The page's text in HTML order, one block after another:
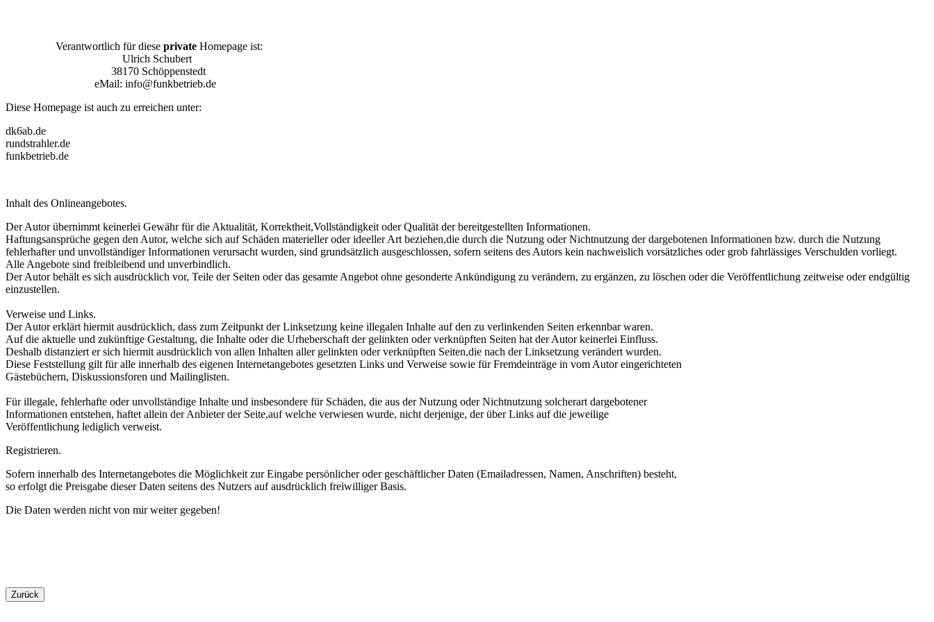
Verantwortlich für diese private Homepage ist:
Ulrich Schubert
38170 Schöppenstedt
eMail: info@funkbetrieb.de
Diese Homepage ist auch zu erreichen unter:
dk6ab.de
rundstrahler.de
funkbetrieb.de
Inhalt des Onlineangebotes.
Der Autor übernimmt keinerlei Gewähr für die Aktualität, Korrektheit,Vollständigkeit oder Qualität der bereitgestellten Informationen.
Haftungsansprüche gegen den Autor, welche sich auf Schäden materieller oder ideeller Art beziehen,die durch die Nutzung oder Nichtnutzung der dargebotenen Informationen bzw. durch die Nutzung
fehlerhafter und unvollständiger Informationen verursacht wurden, sind grundsätzlich ausgeschlossen, sofern seitens des Autors kein nachweislich vorsätzliches oder grob fahrlässiges Verschulden vorliegt.
Alle Angebote sind freibleibend und unverbindlich.
Der Autor behält es sich ausdrücklich vor, Teile der Seiten oder das gesamte Angebot ohne gesonderte Ankündigung zu verändern, zu ergänzen, zu löschen oder die Veröffentlichung zeitweise oder endgültig
einzustellen.
Verweise und Links.
Der Autor erklärt hiermit ausdrücklich, dass zum Zeitpunkt der Linksetzung keine illegalen Inhalte auf den zu verlinkenden Seiten erkennbar waren.
Auf die aktuelle und zukünftige Gestaltung, die Inhalte oder die Urheberschaft der gelinkten oder verknüpften Seiten hat der Autor keinerlei Einfluss.
Deshalb distanziert er sich hiermit ausdrücklich von allen Inhalten aller gelinkten oder verknüpften Seiten,die nach der Linksetzung verändert wurden.
Diese Feststellung gilt für alle innerhalb des eigenen Internetangebotes gesetzten Links und Verweise sowie für Fremdeinträge in vom Autor eingerichteten
Gästebüchern, Diskussionsforen und Mailinglisten.
Für illegale, fehlerhafte oder unvollständige Inhalte und insbesondere für Schäden, die aus der Nutzung oder Nichtnutzung solcherart dargebotener
Informationen entstehen, haftet allein der Anbieter der Seite,auf welche verwiesen wurde, nicht derjenige, der über Links auf die jeweilige
Veröffentlichung lediglich verweist.
Registrieren.
Sofern innerhalb des Internetangebotes die Möglichkeit zur Eingabe persönlicher oder geschäftlicher Daten (Emailadressen, Namen, Anschriften) besteht,
so erfolgt die Preisgabe dieser Daten seitens des Nutzers auf ausdrücklich freiwilliger Basis.
Die Daten werden nicht von mir weiter gegeben!